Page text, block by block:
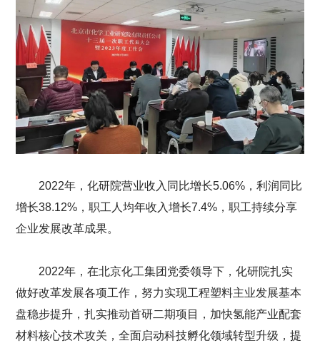
2022年，化研院营业收入同比增长5.06%，利润同比
增长38.12%，职工人均年收入增长7.4%，职工持续分享
企业发展改革成果。
2022年，在北京化工集团党委领导下，化研院扎实
做好改革发展各项工作，努力实现工程塑料主业发展基本
盘稳步提升，扎实推动首研二期项目，加快氢能产业配套
材料核心技术攻关，全面启动科技孵化领域转型升级，提